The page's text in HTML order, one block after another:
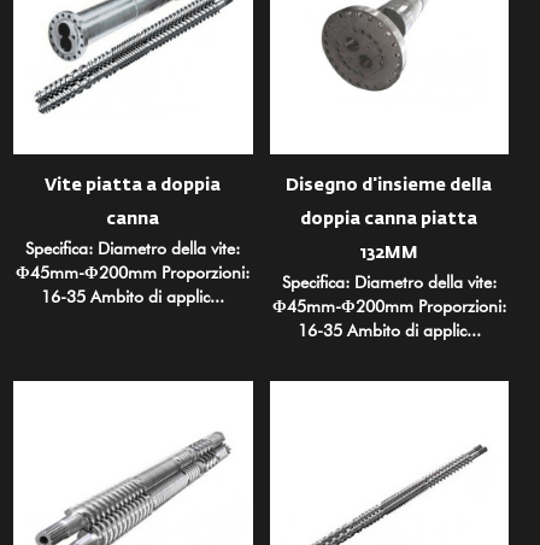
Vite piatta a doppia
canna
Specifica: Diametro della vite:
Φ45mm-Φ200mm Proporzioni:
16-35 Ambito di applic...
Disegno d'insieme della
doppia canna piatta
132MM
Specifica: Diametro della vite:
Φ45mm-Φ200mm Proporzioni:
16-35 Ambito di applic...